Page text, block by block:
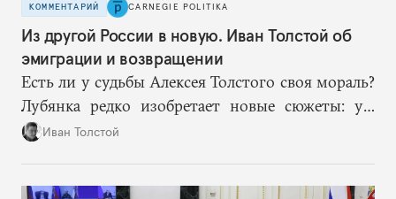
КОММЕНТАРИЙ CARNEGIE POLITIKA
Из другой России в новую. Иван Толстой об
эмиграции и возвращении
Есть ли у судьбы Алексея Толстого своя мораль?
Лубянка редко изобретает новые сюжеты: уж
больно хорошо срабатывают старые.
Иван Толстой